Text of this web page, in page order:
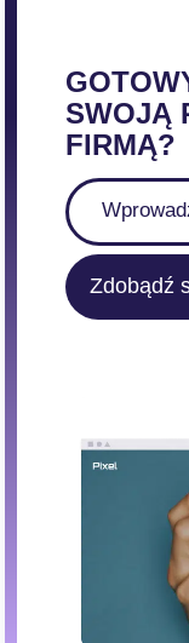
SWOJĄ
FIRMĄ?
Zdobądź